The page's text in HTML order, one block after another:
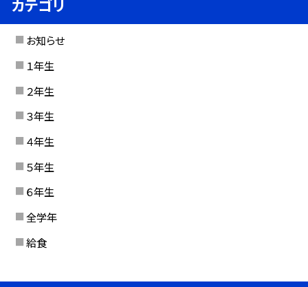
カテゴリ
お知らせ
１年生
２年生
３年生
４年生
５年生
６年生
全学年
給食